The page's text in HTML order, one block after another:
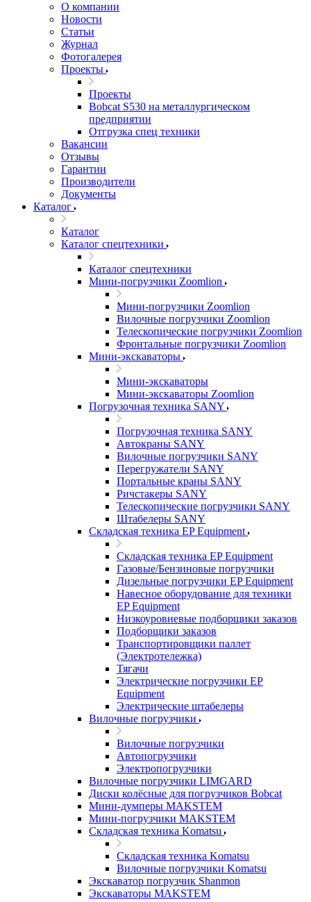
О компании
Новости
Статьи
Журнал
Фотогалерея
Проекты
Проекты
Bobcat S530 на металлургическом
предприятии
Отгрузка спец техники
Вакансии
Отзывы
Гарантии
Производители
Документы
Каталог
Каталог
Каталог спецтехники
Каталог спецтехники
Мини-погрузчики Zoomlion
Мини-погрузчики Zoomlion
Вилочные погрузчики Zoomlion
Телескопические погрузчики Zoomlion
Фронтальные погрузчики Zoomlion
Мини-экскаваторы
Мини-экскаваторы
Мини-экскаваторы Zoomlion
Погрузочная техника SANY
Погрузочная техника SANY
Автокраны SANY
Вилочные погрузчики SANY
Перегружатели SANY
Портальные краны SANY
Ричстакеры SANY
Телескопические погрузчики SANY
Штабелеры SANY
Складская техника EP Equipment
Складская техника EP Equipment
Газовые/Бензиновые погрузчики
Дизельные погрузчики EP Equipment
Навесное оборудование для техники
EP Equipment
Низкоуровневые подборщики заказов
Подборщики заказов
Транспортировщики паллет
(Электротележка)
Тягачи
Электрические погрузчики EP
Equipment
Электрические штабелеры
Вилочные погрузчики
Вилочные погрузчики
Автопогрузчики
Электропогрузчики
Вилочные погрузчики LIMGARD
Диски колёсные для погрузчиков Bobcat
Мини-думперы MAKSTEM
Мини-погрузчики MAKSTEM
Складская техника Komatsu
Складская техника Komatsu
Вилочные погрузчики Komatsu
Экскаватор погрузчик Shanmon
Экскаваторы MAKSTEM